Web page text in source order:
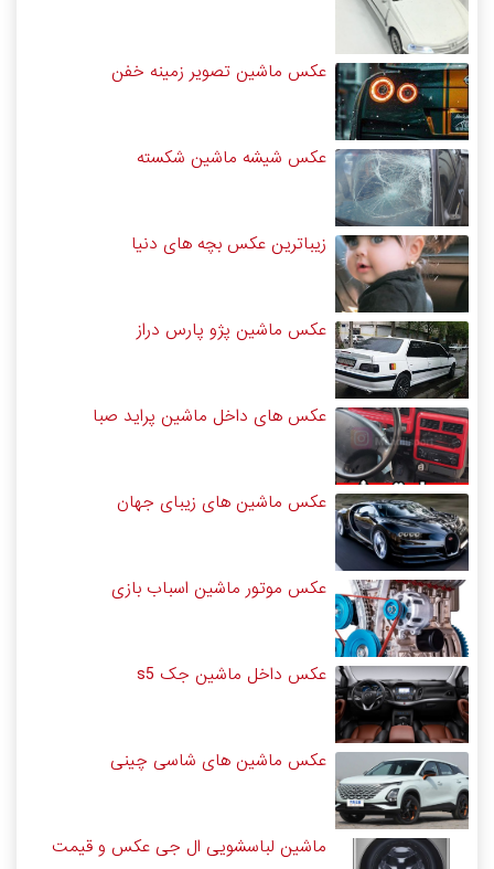
عکس ماشین تصویر زمینه خفن
عکس شیشه ماشین شکسته
زیباترین عکس بچه های دنیا
عکس ماشین پژو پارس دراز
عکس های داخل ماشین پراید صبا
عکس ماشین های زیبای جهان
عکس موتور ماشین اسباب بازی
عکس داخل ماشین جک s5
عکس ماشین های شاسی چینی
ماشین لباسشویی ال جی عکس و قیمت